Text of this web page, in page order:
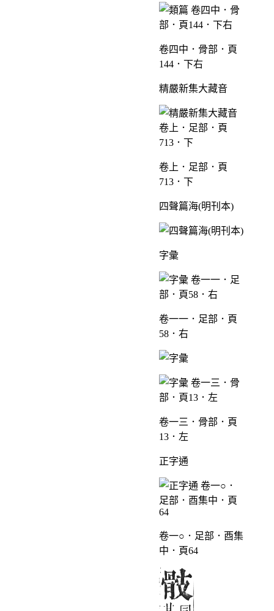
卷四中．骨部．頁
144．下右
精嚴新集大藏音
卷上．足部．頁
713．下
四聲篇海(明刊本)
字彙
卷一一．足部．頁
58．右
卷一三．骨部．頁
13．左
正字通
卷一○．足部．酉集
中．頁64